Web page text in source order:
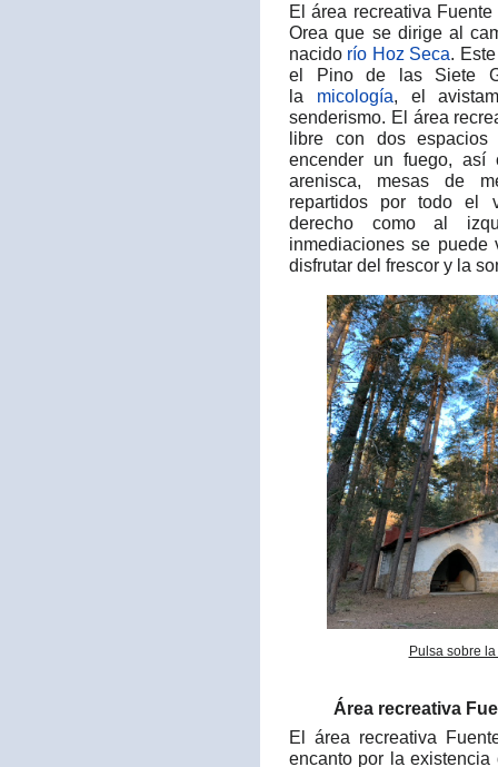
El área recreativa
Orea que se dirige al
nacido río Hoz Seca.
el Pino de las Siete
la micología, el
senderismo. El área
libre con dos espacios
encender un fuego, así
arenisca, mesas de
repartidos por todo el
derecho como al
inmediaciones se puede
disfrutar del frescor y la
Pulsa sobre
Área recreativa
El área recreativa
encanto por la